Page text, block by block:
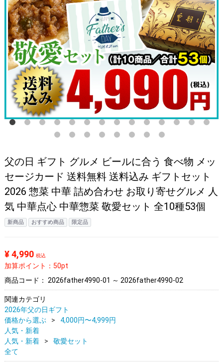
父の日 ギフト グルメ ビールに合う 食べ物 メッ
セージカード 送料無料 送料込み ギフトセット
2026 惣菜 中華 詰め合わせ お取り寄せグルメ 人
気 中華点心 中華惣菜 敬愛セット 全10種53個
新商品 おすすめ商品 限定品
¥ 4,990 税込
加算ポイント：50pt
商品コード： 2026father4990-01 ～ 2026father4990-02
関連カテゴリ
2026年父の日ギフト
価格から選ぶ
4,000円〜4,999円
人気・新着
人気・新着
敬愛セット
全て